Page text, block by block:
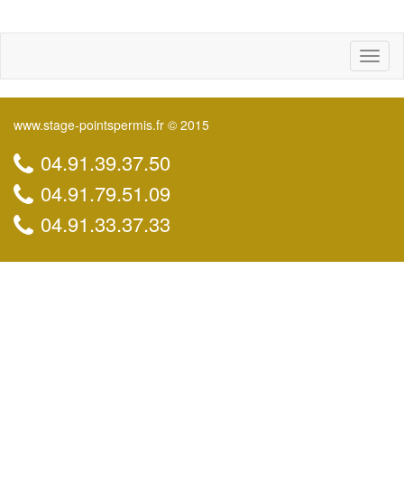
www.stage-pointspermis.fr © 2015
04.91.39.37.50
04.91.79.51.09
04.91.33.37.33